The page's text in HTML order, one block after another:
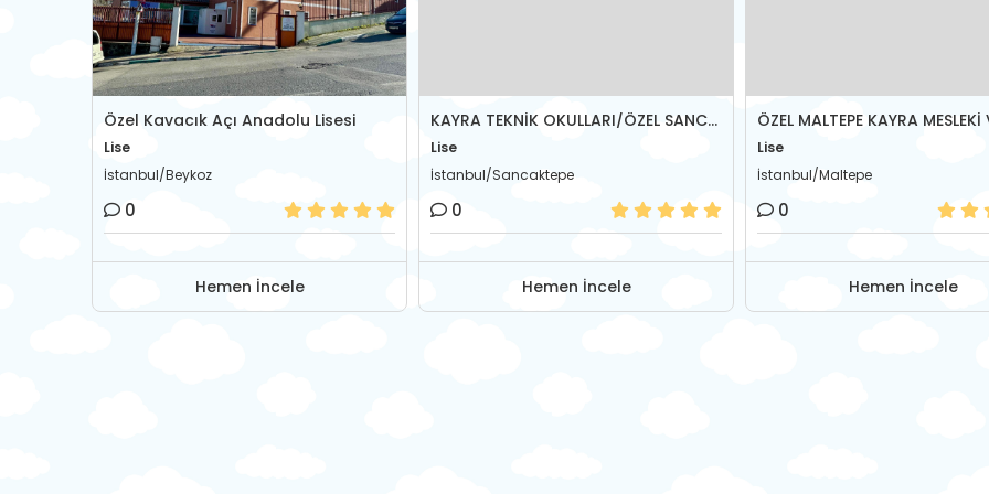
Özel Kavacık Açı Anadolu Lisesi
Lise
İstanbul/Beykoz
0
Hemen İncele
KAYRA TEKNİK OKULLARI/ÖZEL SANCAKTEPE MESLEKİ VE TEKNİK ANADOLU LİSESİ
Lise
İstanbul/Sancaktepe
0
Hemen İncele
Lise
İstanbul/Maltepe
0
Hemen İncele